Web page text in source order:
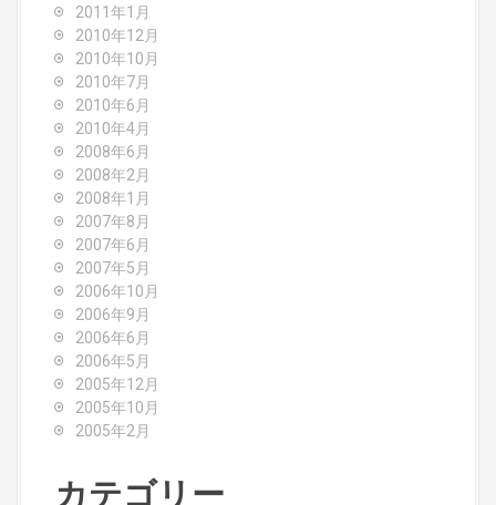
2011年1月
2010年12月
2010年10月
2010年7月
2010年6月
2010年4月
2008年6月
2008年2月
2008年1月
2007年8月
2007年6月
2007年5月
2006年10月
2006年9月
2006年6月
2006年5月
2005年12月
2005年10月
2005年2月
カテゴリー